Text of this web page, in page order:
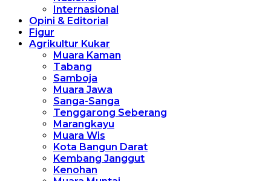
Internasional
Opini & Editorial
Figur
Agrikultur Kukar
Muara Kaman
Tabang
Samboja
Muara Jawa
Sanga-Sanga
Tenggarong Seberang
Marangkayu
Muara Wis
Kota Bangun Darat
Kembang Janggut
Kenohan